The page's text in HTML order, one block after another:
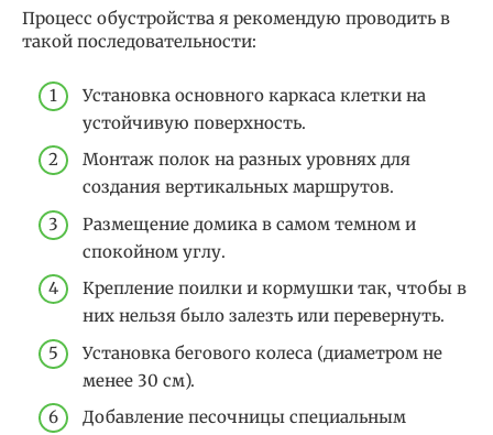
Процесс обустройства я рекомендую проводить в
такой последовательности:
Установка основного каркаса клетки на
устойчивую поверхность.
Монтаж полок на разных уровнях для
создания вертикальных маршрутов.
Размещение домика в самом темном и
спокойном углу.
Крепление поилки и кормушки так, чтобы в
них нельзя было залезть или перевернуть.
Установка бегового колеса (диаметром не
менее 30 см).
Добавление песочницы специальным